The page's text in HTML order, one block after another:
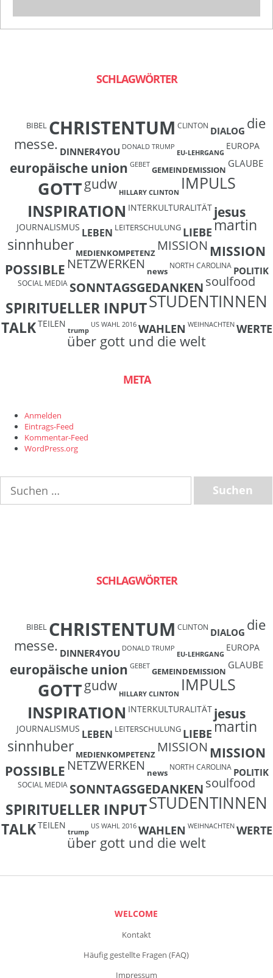
SCHLAGWÖRTER
BIBEL CHRISTENTUM CLINTON DIALOG die
messe. DINNER4YOU DONALD TRUMP
EU-LEHRGANG
EUROPA
europäische union GEBET GEMEINDEMISSION
GLAUBE
GOTTgudw HILLARY CLINTON IMPULS
INSPIRATION INTERKULTURALITÄT jesus
JOURNALISMUS LEBEN LEITERSCHULUNG LIEBEmartin
sinnhuber MEDIENKOMPETENZ MISSION MISSION
POSSIBLE NETZWERKEN news
NORTH CAROLINA POLITIK
SOCIAL MEDIA SONNTAGSGEDANKENsoulfood
SPIRITUELLER INPUTSTUDENTINNEN
TALKTEILEN
trump
US WAHL 2016 WAHLEN WEIHNACHTEN WERTE
über gott und die welt
META
Anmelden
Eintrags-Feed
Kommentar-Feed
WordPress.org
nach:
SCHLAGWÖRTER
BIBEL CHRISTENTUM CLINTON DIALOG die
messe. DINNER4YOU DONALD TRUMP
EU-LEHRGANG
EUROPA
europäische union GEBET GEMEINDEMISSION
GLAUBE
GOTTgudw HILLARY CLINTON IMPULS
INSPIRATION INTERKULTURALITÄT jesus
JOURNALISMUS LEBEN LEITERSCHULUNG LIEBEmartin
sinnhuber MEDIENKOMPETENZ MISSION MISSION
POSSIBLE NETZWERKEN news
NORTH CAROLINA POLITIK
SOCIAL MEDIA SONNTAGSGEDANKENsoulfood
SPIRITUELLER INPUTSTUDENTINNEN
TALKTEILEN
trump
US WAHL 2016 WAHLEN WEIHNACHTEN WERTE
über gott und die welt
WELCOME
Kontakt
Häufig gestellte Fragen (FAQ)
Impressum